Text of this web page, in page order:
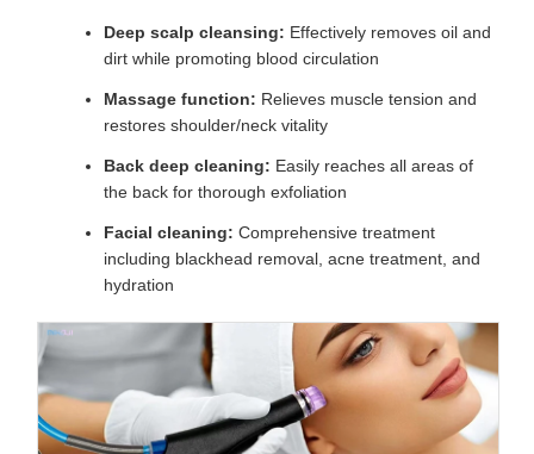
Deep scalp cleansing: Effectively removes oil and
dirt while promoting blood circulation
Massage function: Relieves muscle tension and
restores shoulder/neck vitality
Back deep cleaning: Easily reaches all areas of
the back for thorough exfoliation
Facial cleaning: Comprehensive treatment
including blackhead removal, acne treatment, and
hydration